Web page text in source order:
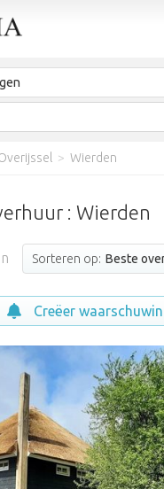
> Wierden
: Wierden
Sorteren op: Beste
Creëer
BEZIG MET LADEN...